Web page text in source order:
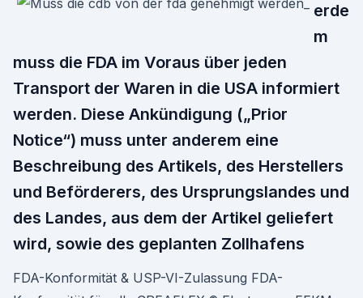
erde
m
muss die FDA im Voraus über jeden
Transport der Waren in die USA informiert
werden. Diese Ankündigung („Prior
Notice“) muss unter anderem eine
Beschreibung des Artikels, des Herstellers
und Beförderers, des Ursprungslandes und
des Landes, aus dem der Artikel geliefert
wird, sowie des geplanten Zollhafens
FDA-Konformität & USP-VI-Zulassung FDA-